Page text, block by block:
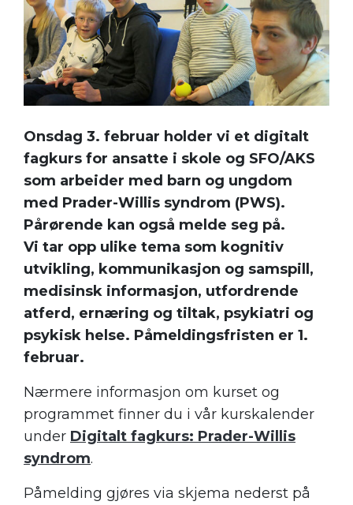
Onsdag 3. februar holder vi et digitalt
fagkurs for ansatte i skole og SFO/AKS
som arbeider med barn og ungdom
med Prader-Willis syndrom (PWS).
Pårørende kan også melde seg på.
Vi tar opp ulike tema som kognitiv
utvikling, kommunikasjon og samspill,
medisinsk informasjon, utfordrende
atferd, ernæring og tiltak, psykiatri og
psykisk helse. Påmeldingsfristen er 1.
februar.
Nærmere informasjon om kurset og
programmet finner du i vår kurskalender
under Digitalt fagkurs: Prader-Willis
syndrom.
Påmelding gjøres via skjema nederst på